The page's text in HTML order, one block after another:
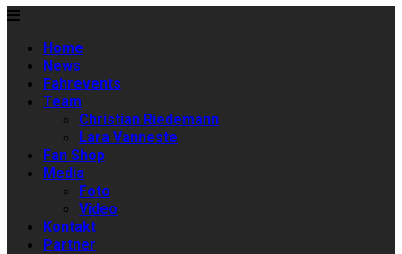
Home
News
Fahrevents
Team
Christian Riedemann
Lara Vanneste
Fan Shop
Media
Foto
Video
Kontakt
Partner